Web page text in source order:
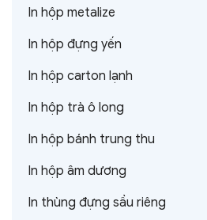
In hộp metalize
In hộp đựng yến
In hộp carton lạnh
In hộp trà ô long
In hộp bánh trung thu
In hộp âm dương
In thùng đựng sầu riêng